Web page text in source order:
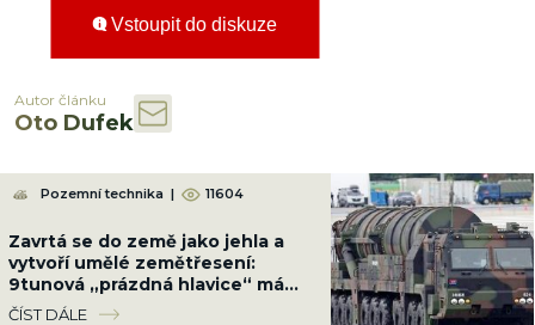
Vstoupit do diskuze
Autor článku
Oto Dufek
Pozemní technika | 11604
Zavrtá se do země jako jehla a
vytvoří umělé zemětřesení:
9tunová „prázdná hlavice“ má
sílu jako malý jaderný výbuch
ČÍST DÁLE